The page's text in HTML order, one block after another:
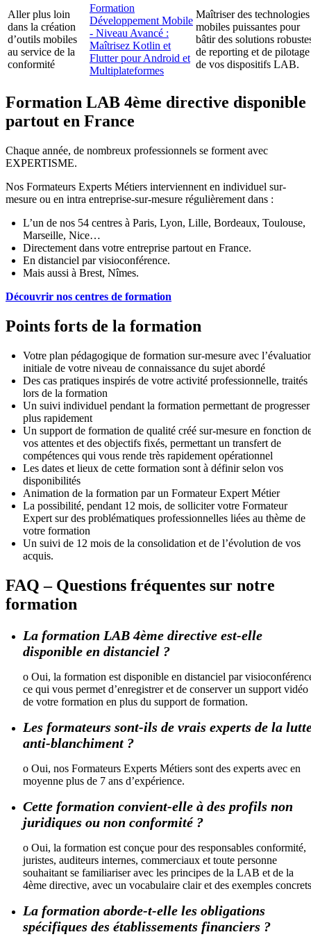
Aller plus loin
dans la création
d’outils mobiles
au service de la
conformité
Formation
Développement Mobile
- Niveau Avancé :
Maîtrisez Kotlin et
Flutter pour Android et
Multiplateformes
Maîtriser des technologies
mobiles puissantes pour
bâtir des solutions
de reporting et de pilotage
de vos dispositifs LAB.
Formation LAB 4ème directive disponible
partout en France
Chaque année, de nombreux professionnels se forment avec
EXPERTISME.
Nos Formateurs Experts Métiers interviennent en individuel sur-
mesure ou en intra entreprise-sur-mesure régulièrement dans :
L’un de nos 54 centres à Paris, Lyon, Lille, Bordeaux, Toulouse,
Marseille, Nice…
Directement dans votre entreprise partout en France.
En distanciel par visioconférence.
Mais aussi à Brest, Nîmes.
Découvrir nos centres de formation
Points forts de la formation
Votre plan pédagogique de formation sur-mesure avec
initiale de votre niveau de connaissance du sujet abordé
Des cas pratiques inspirés de votre activité professionnelle, traités
lors de la formation
Un suivi individuel pendant la formation permettant de progresser
plus rapidement
Un support de formation de qualité créé sur-mesure en fonction
vos attentes et des objectifs fixés, permettant un transfert de
compétences qui vous rende très rapidement opérationnel
Les dates et lieux de cette formation sont à définir selon vos
disponibilités
Animation de la formation par un Formateur Expert Métier
La possibilité, pendant 12 mois, de solliciter votre Formateur
Expert sur des problématiques professionnelles liées au thème de
votre formation
Un suivi de 12 mois de la consolidation et de l’évolution de vos
acquis.
FAQ – Questions fréquentes sur notre
formation
La formation LAB 4ème directive est-elle
disponible en distanciel ?
o Oui, la formation est disponible en distanciel par
ce qui vous permet d’enregistrer et de conserver un support vidéo
de votre formation en plus du support de formation.
Les formateurs sont-ils de vrais experts de la
anti-blanchiment ?
o Oui, nos Formateurs Experts Métiers sont des experts avec en
moyenne plus de 7 ans d’expérience.
Cette formation convient-elle à des profils non
juridiques ou non conformité ?
o Oui, la formation est conçue pour des responsables conformité,
juristes, auditeurs internes, commerciaux et toute personne
souhaitant se familiariser avec les principes de la LAB et de la
4ème directive, avec un vocabulaire clair et des exemples
La formation aborde-t-elle les obligations
spécifiques des établissements financiers ?